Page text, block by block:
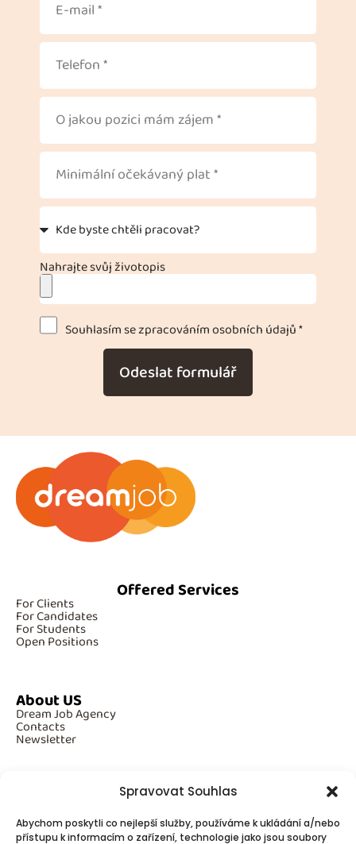
Spravovat Souhlas
Abychom poskytli co nejlepší služby, používáme k ukládání a/nebo
přístupu k informacím o zařízení, technologie jako jsou soubory
Nahrajte svůj životopis
Souhlasím se zpracováním osobních údajů *
Odeslat formulář
Offered Services
For Clients
For Candidates
For Students
Open Positions
About US
Dream Job Agency
Contacts
Newsletter
Additional Information
GDPR